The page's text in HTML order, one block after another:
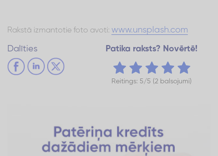
Rakstā izmantotie foto avoti: www.unsplash.com
Dalīties Patika raksts? Novērtē!
Reitings: 5/5 (2 balsojumi)